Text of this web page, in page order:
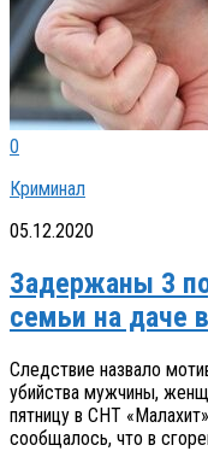
0
Криминал
05.12.2020
Задержаны 3
семьи на даче
Следствие назвало
убийства мужчины,
пятницу в СНТ
сообщалось, что в